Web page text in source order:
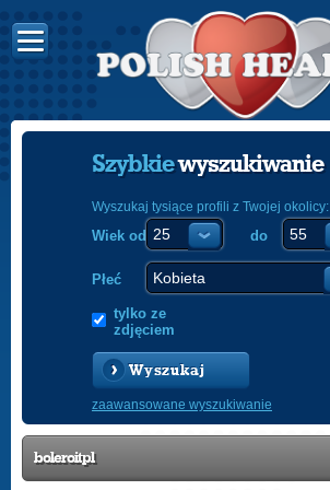
Szybkiewyszukiwanie
Wyszukaj tysiące profili z Twojej okolicy:
Wiek od do
Płeć
tylko ze
zdjęciem
Wyszukaj
zaawansowane wyszukiwanie
boleroitpl